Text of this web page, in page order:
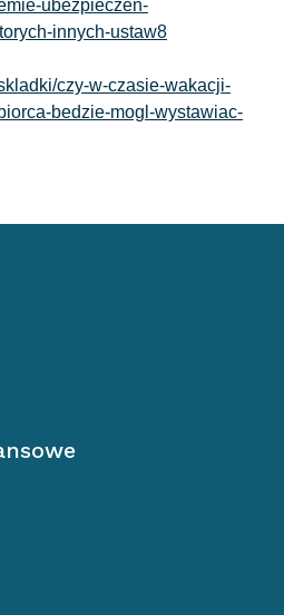
ubezpieczen-
innych-ustaw8
czy-w-czasie-wakacji-
bedzie-mogl-wystawiac-